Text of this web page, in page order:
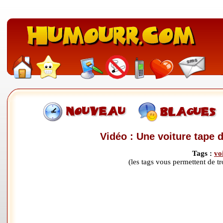
Vidéo : Une voiture tape
Tags :
(les tags vous permettent de